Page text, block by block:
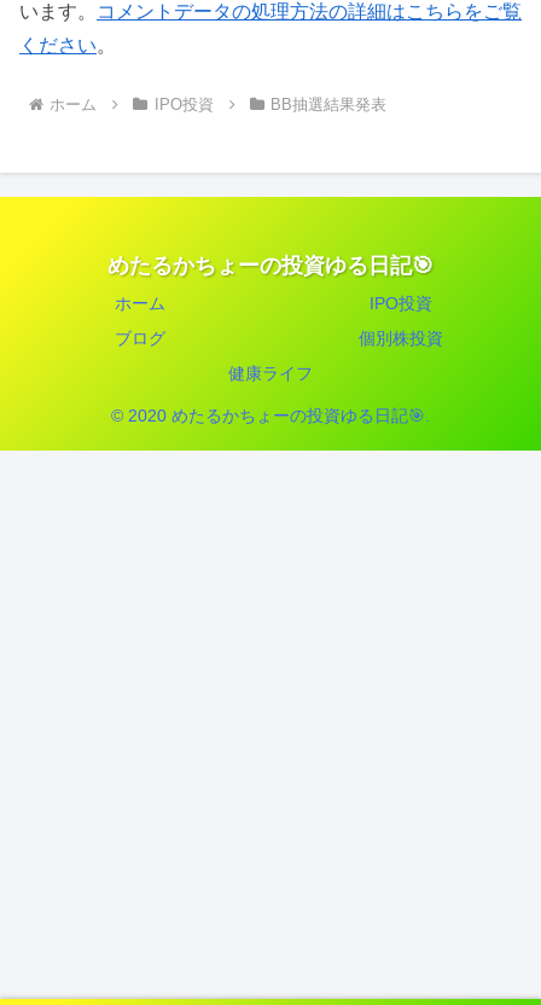
います。
コメントデータの処理方法の詳細はこちらをご覧
ください。
ホーム IPO投資 BB抽選結果発表
めたるかちょーの投資ゆる日記🎯
ホーム
IPO投資
ブログ
個別株投資
健康ライフ
© 2020 めたるかちょーの投資ゆる日記🎯.